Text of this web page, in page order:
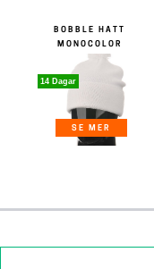
SE MER
14 Dagar
BOBBLE HATT
MONOCOLOR